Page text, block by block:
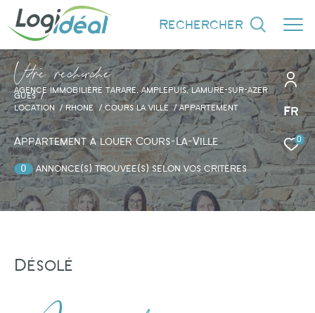
Fr
0
rechercher
Vore recece
AGENCE IMMOBILIÈRE TARARE, AMPLEPUIS, LAMURE-SUR-AZER
GUES
LOCATION RHONE COURS LA VILLE APPARTEMENT
Appartement à louer Cours-La-Ville
0 annonce(s) trouvée(s) selon vos critères
Désolé
Effectuer une recherche
et trouver le bien qui correspond à vos
critères